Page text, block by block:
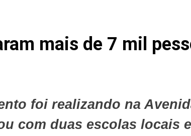
mais de 7 mil
foi realizando na
com duas escolas locais